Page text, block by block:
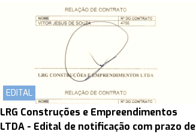
EDITAL
LRG Construções e Empreendimentos
LTDA - Edital de notificação com prazo de